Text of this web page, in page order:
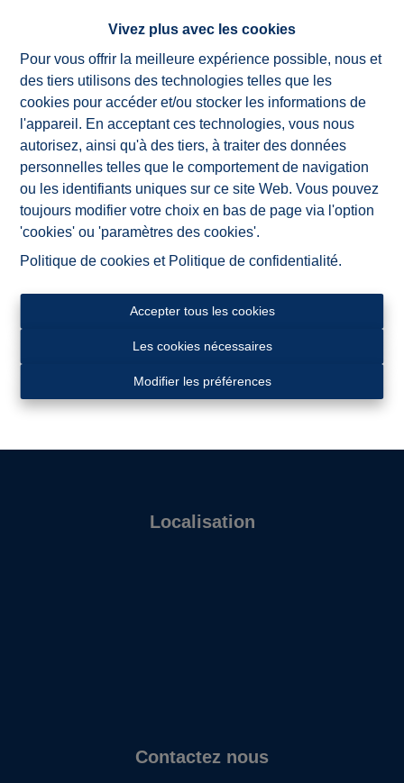
Vivez plus avec les cookies
Pour vous offrir la meilleure expérience possible, nous et
des tiers utilisons des technologies telles que les
cookies pour accéder et/ou stocker les informations de
l'appareil. En acceptant ces technologies, vous nous
autorisez, ainsi qu'à des tiers, à traiter des données
personnelles telles que le comportement de navigation
ou les identifiants uniques sur ce site Web. Vous pouvez
toujours modifier votre choix en bas de page via l'option
'cookies' ou 'paramètres des cookies'.
Politique de cookies et Politique de confidentialité.
Accepter tous les cookies
Les cookies nécessaires
Modifier les préférences
Nous optons pour une offre qualitative et une approche
dans la préparation de votre bien à la vente,
investissons beaucoup dans une publicité efficace et
offrons une assistance juridique et fiscal tout au long du
processus de vente ou de location.
Ainsi nous réussissons à servir nos clients avec succès
depuis plus de 50 ans !
NV ImmoAD
Localisation
Contactez nous